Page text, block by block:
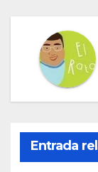
Entrada